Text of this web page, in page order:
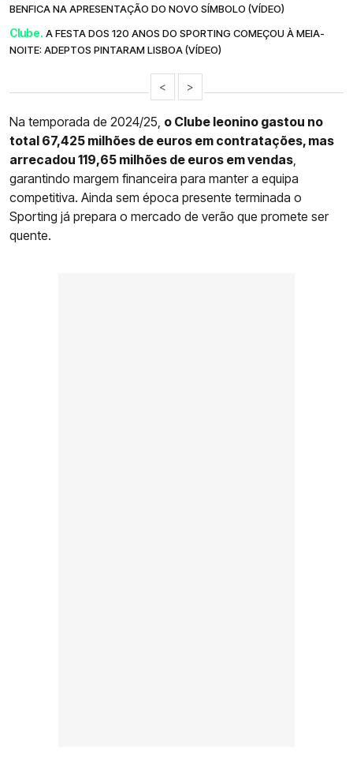
BENFICA NA APRESENTAÇÃO DO NOVO SÍMBOLO (VÍDEO)
Clube. A FESTA DOS 120 ANOS DO SPORTING COMEÇOU À MEIA-
NOITE: ADEPTOS PINTARAM LISBOA (VÍDEO)
< >
Na temporada de 2024/25, o Clube leonino gastou no
total 67,425 milhões de euros em contratações, mas
arrecadou 119,65 milhões de euros em vendas,
garantindo margem financeira para manter a equipa
competitiva. Ainda sem época presente terminada o
Sporting já prepara o mercado de verão que promete ser
quente.